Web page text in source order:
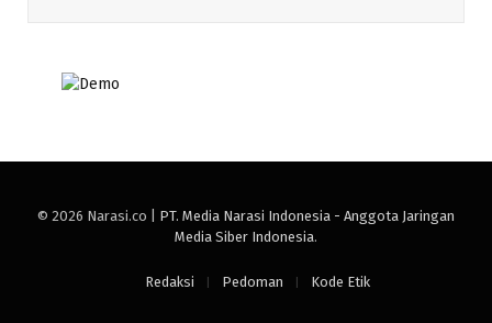
© 2026 Narasi.co | PT. Media Narasi Indonesia - Anggota Jaringan
Media Siber Indonesia.
Redaksi Pedoman Kode Etik